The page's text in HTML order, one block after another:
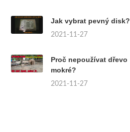
Jak vybrat pevný disk?
2021-11-27
Proč nepoužívat dřevo
mokré?
2021-11-27